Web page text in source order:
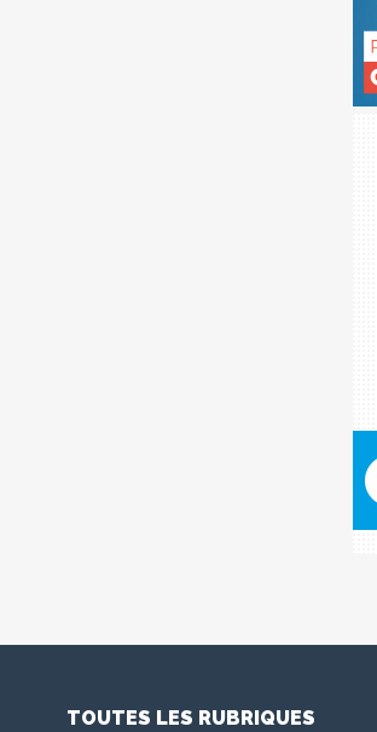
TOUTES LES RUBRIQUES